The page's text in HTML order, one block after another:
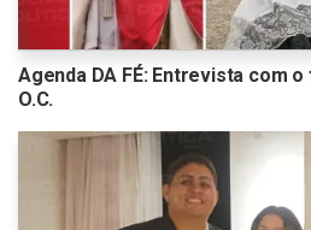
Agenda DA FÉ: Entrevista com
O.C.